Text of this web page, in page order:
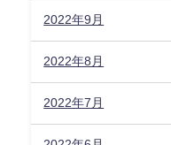
2022年9月
2022年8月
2022年7月